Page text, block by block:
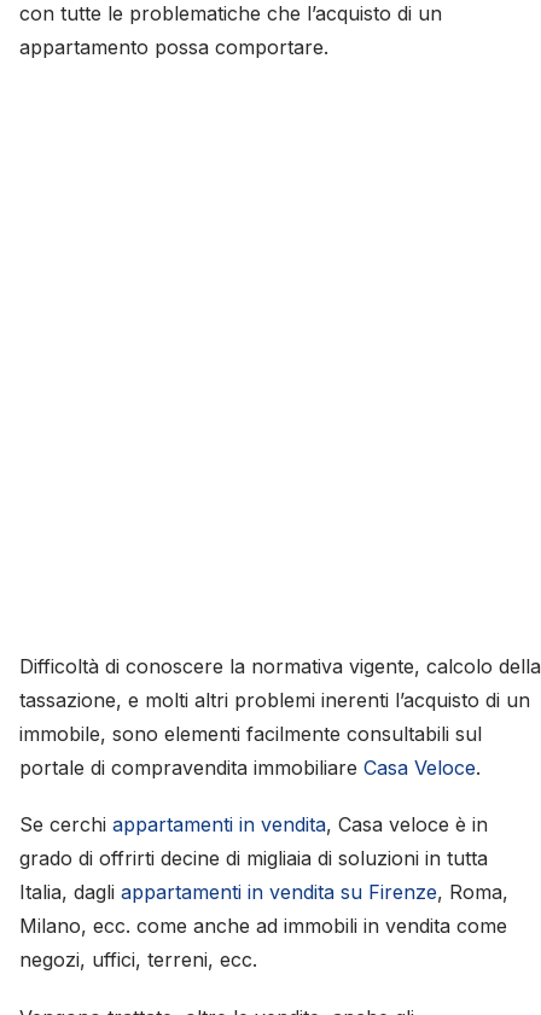
con tutte le problematiche che l’acquisto di un
appartamento possa comportare.
Difficoltà di conoscere la normativa vigente, calcolo della
tassazione, e molti altri problemi inerenti l’acquisto di un
immobile, sono elementi facilmente consultabili sul
portale di compravendita immobiliare Casa Veloce.
Se cerchi appartamenti in vendita, Casa veloce è in
grado di offrirti decine di migliaia di soluzioni in tutta
Italia, dagli appartamenti in vendita su Firenze, Roma,
Milano, ecc. come anche ad immobili in vendita come
negozi, uffici, terreni, ecc.